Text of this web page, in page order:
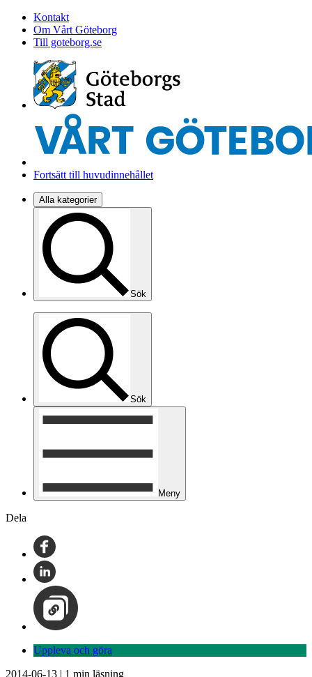
Kontakt
Om Vårt Göteborg
Till goteborg.se
Fortsätt till huvudinnehållet
Alla kategorier
Sök
Sök
Meny
Dela
Uppleva och göra
2014-06-13 | 1 min läsning